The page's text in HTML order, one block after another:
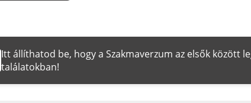
Itt állíthatod be, hogy a Szakmaverzum az elsők között
találatokban!